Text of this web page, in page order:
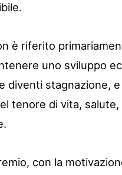
è riferito
uno sviluppo
diventi stagnazione,
tenore di vita,
con la